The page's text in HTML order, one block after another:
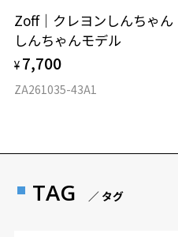
Zoff｜クレヨンしんちゃん
しんちゃんモデル
¥ 7,700
ZA261035-43A1
TAG ／ タグ